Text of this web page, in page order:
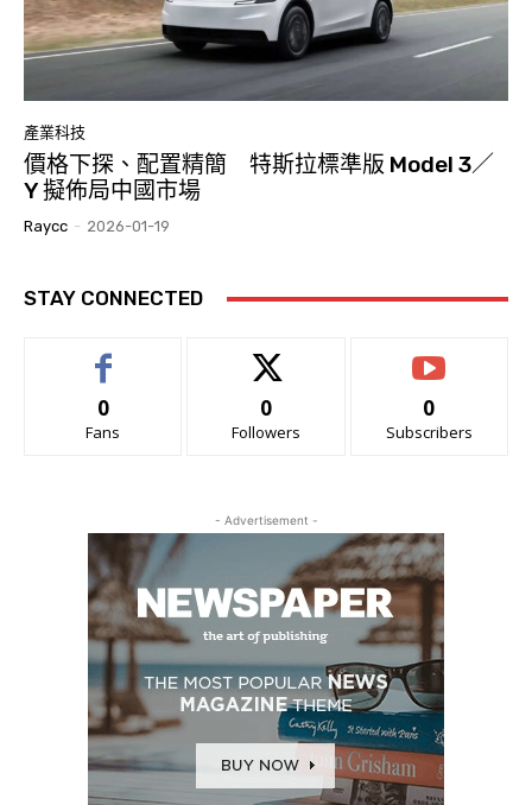
產業科技
價格下探、配置精簡 特斯拉標準版 Model 3／
Y 擬佈局中國市場
Raycc - 2026-01-19
STAY CONNECTED
0
Fans
0
Followers
0
Subscribers
- Advertisement -